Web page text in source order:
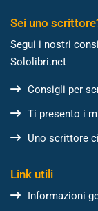
Sei uno
Segui i nostri
Sololibri.net
Consigli per
Ti presento i
Uno scrittore
Link utili
Informazioni